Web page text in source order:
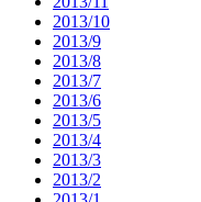
2013/10
2013/9
2013/8
2013/7
2013/6
2013/5
2013/4
2013/3
2013/2